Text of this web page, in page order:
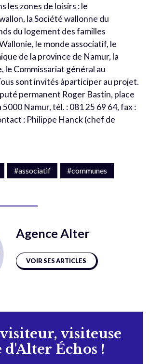
les zones de loisirs : le
la Société wallonne du
du logement des familles
le monde associatif, le
de la province de Namur, la
le Commissariat général au
sont invités àparticiper au projet.
permanent Roger Bastin, place
Namur, tél. : 081 25 69 64, fax :
: Philippe Hanck (chef de
#associatif #communes
Agence Alter
VOIR SES ARTICLES
visiteur, visiteuse
d'Alter Échos !